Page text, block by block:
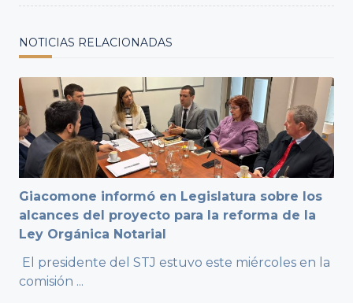
NOTICIAS RELACIONADAS
Giacomone informó en Legislatura sobre los
alcances del proyecto para la reforma de la
Ley Orgánica Notarial
El presidente del STJ estuvo este miércoles en la
comisión ...